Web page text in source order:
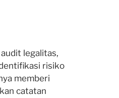
legalitas,
risiko
memberi
catatan